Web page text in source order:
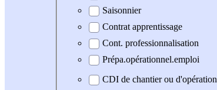
Saisonnier
Contrat apprentissage
Cont. professionnalisation
Prépa.opérationnel.emploi
CDI de chantier ou d'opération